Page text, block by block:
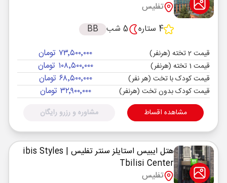
تفلیس
4 ستاره
5 شب BB
قیمت 2 تخته (هرنفر) ۷۳٬۵۰۰٬۰۰۰ تومان
قیمت 1 تخته (هرنفر) ۱۰۸٬۵۰۰٬۰۰۰ تومان
قیمت کودک با تخت (هر نفر) ۶۸٬۵۰۰٬۰۰۰ تومان
قیمت کودک بدون تخت (هرنفر) ۳۲٬۹۰۰٬۰۰۰ تومان
مشاهده اقساط مشاوره و رزرو رایگان
هتل ایبیس استایلز سنتر تفلیس | ibis Styles
Tbilisi Center
تفلیس